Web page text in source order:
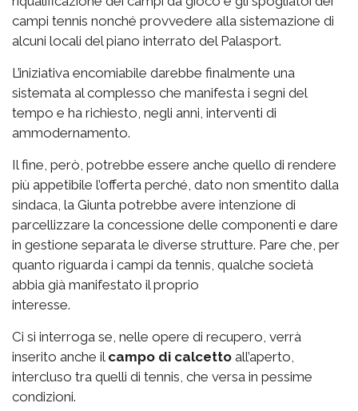
campi tennis nonché provvedere alla sistemazione di
alcuni locali del piano interrato del Palasport.
L’iniziativa encomiabile darebbe finalmente una
sistemata al complesso che manifesta i segni del
tempo e ha richiesto, negli anni, interventi di
ammodernamento.
Il fine, però, potrebbe essere anche quello di rendere
più appetibile l’offerta perché, dato non smentito dalla
sindaca, la Giunta potrebbe avere intenzione di
parcellizzare la concessione delle componenti e dare
in gestione separata le diverse strutture. Pare che, per
quanto riguarda i campi da tennis, qualche società
abbia già manifestato il proprio
interesse.
Ci si interroga se, nelle opere di recupero, verrà
inserito anche il campo di calcetto all’aperto,
intercluso tra quelli di tennis, che versa in pessime
condizioni.